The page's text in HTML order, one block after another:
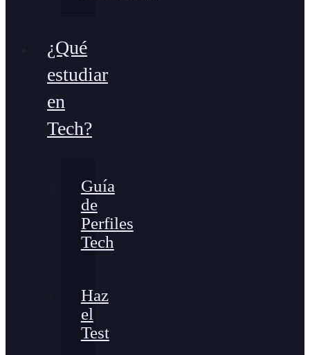
¿Qué
estudiar
en
Tech?
Guía
de
Perfiles
Tech
Haz
el
Test